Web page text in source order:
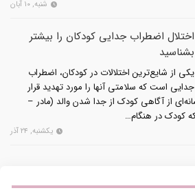
شنبه, ۱۰ آبان
اختلال اضطراب جدایی کودکان را بیشتر
بشناسید
یکی از شایع‌ترین اختلالات در کودکان، اضطراب
جدایی است که سلامتی آنها را مورد تهدید قرار
از آگاهی کودک از جدا شدن والد (مادر –
کودک در هنگام…
یکشنبه, ۲۴ آذر